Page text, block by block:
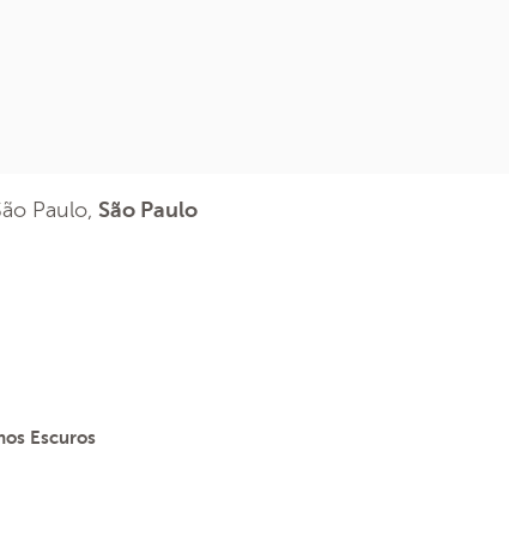
Paulo, São Paulo
Escuros